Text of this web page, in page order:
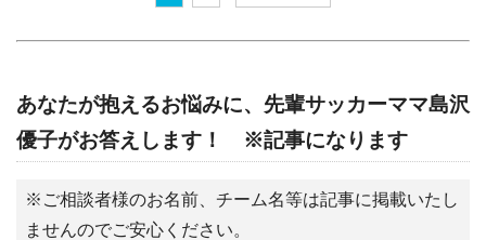
あなたが抱えるお悩みに、先輩サッカーママ島沢
優子がお答えします！ ※記事になります
※ご相談者様のお名前、チーム名等は記事に掲載いたし
ませんのでご安心ください。